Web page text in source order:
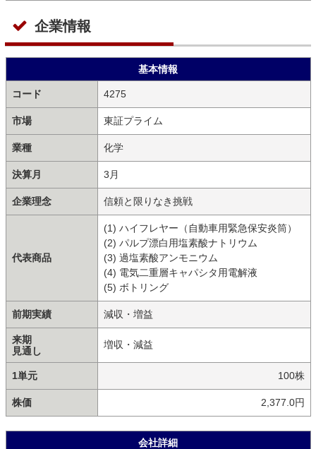
企業情報
基本情報
コード 4275
市場 東証プライム
業種 化学
決算月 3月
企業理念 信頼と限りなき挑戦
代表商品
(1) ハイフレヤー（自動車用緊急保安炎筒）
(2) パルプ漂白用塩素酸ナトリウム
(3) 過塩素酸アンモニウム
(4) 電気二重層キャパシタ用電解液
(5) ボトリング
前期実績 減収・増益
来期
見通し
増収・減益
1単元 100株
株価 2,377.0円
会社詳細